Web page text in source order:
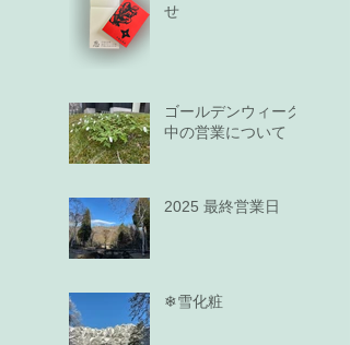
せ
ゴールデンウィーク
中の営業について
2025 最終営業日
❄雪化粧